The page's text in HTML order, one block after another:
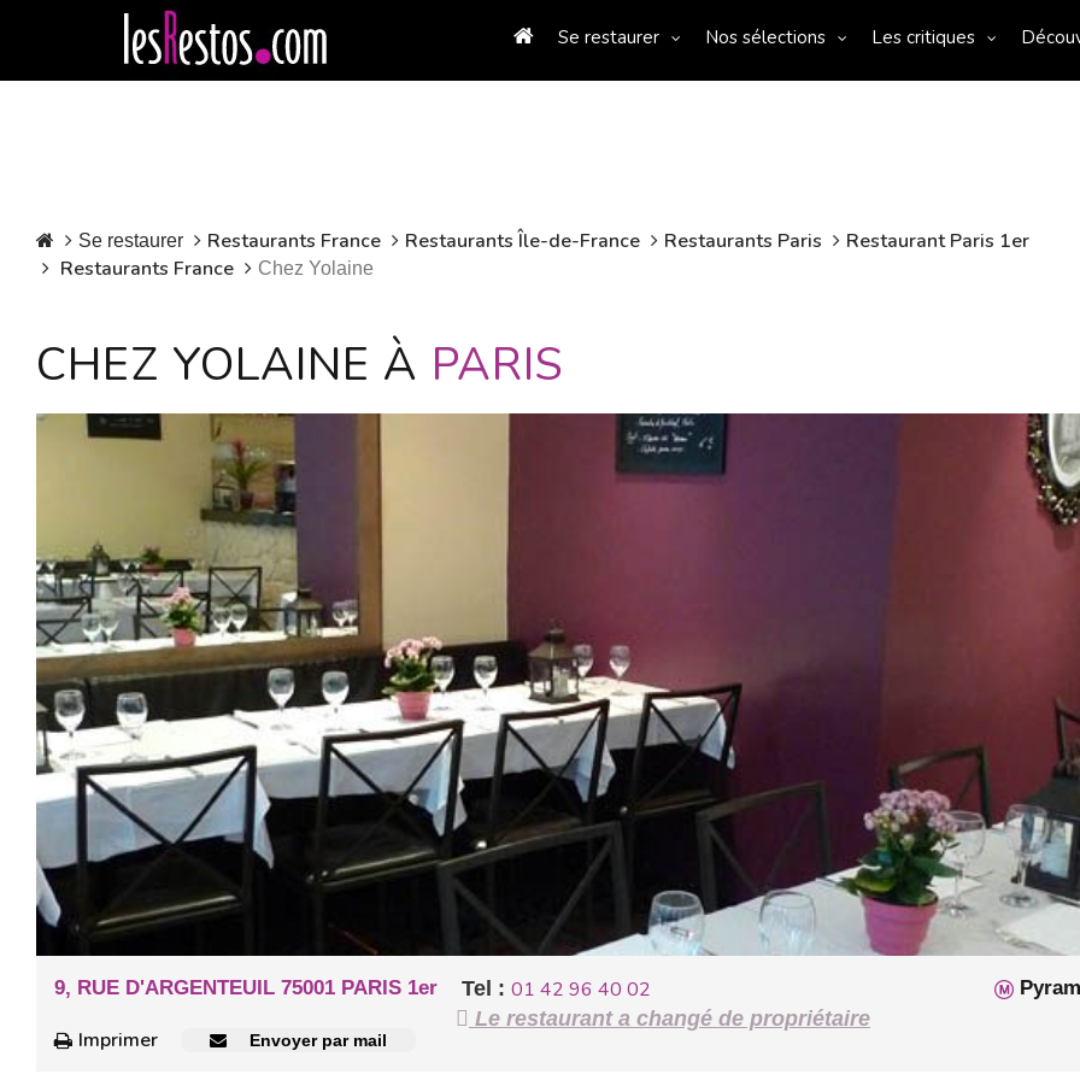
Se restaurer Nos sélections Les critiques
Se restaurer Restaurants France Restaurants Île-de-France Restaurants Paris
Restaurant Paris 1er
Restaurants France
Chez Yolaine
CHEZ YOLAINE À PARIS
9, RUE D'ARGENTEUIL 75001 PARIS 1er Tel : 01 42 96 40 02
Imprimer
Envoyer par mail
Le restaurant a changé de propriétaire